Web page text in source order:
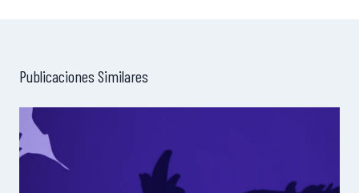
Publicaciones Similares